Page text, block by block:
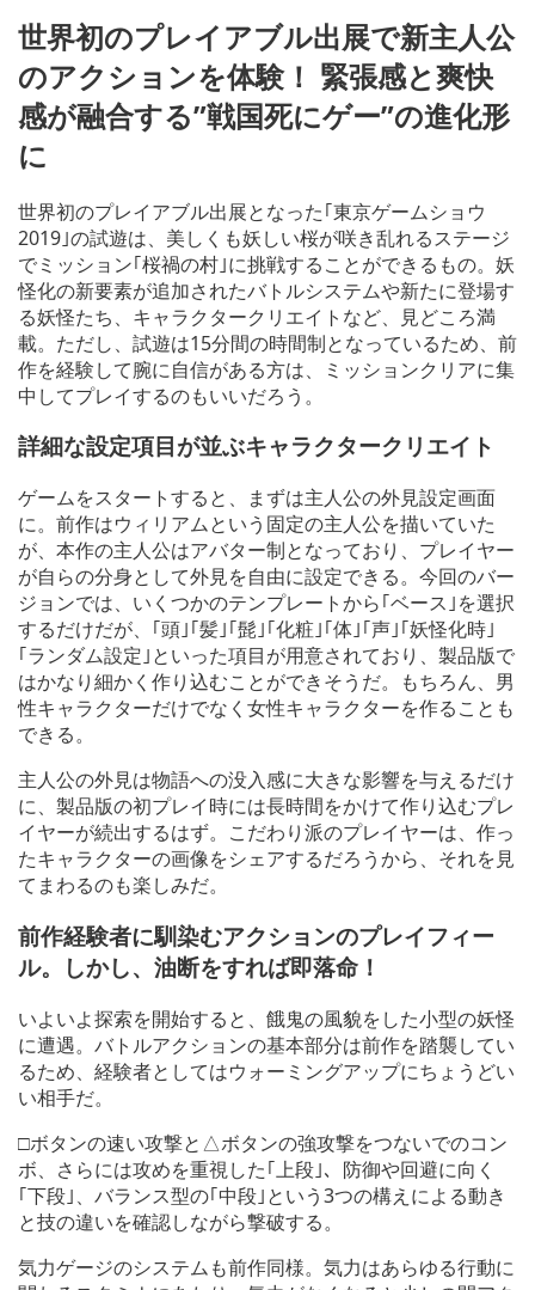
世界初のプレイアブル出展で新主人公
のアクションを体験！ 緊張感と爽快
感が融合する”戦国死にゲー”の進化形
に
世界初のプレイアブル出展となった｢東京ゲームショウ
2019｣の試遊は、美しくも妖しい桜が咲き乱れるステージ
でミッション｢桜禍の村｣に挑戦することができるもの。妖
怪化の新要素が追加されたバトルシステムや新たに登場す
る妖怪たち、キャラクタークリエイトなど、見どころ満
載。ただし、試遊は15分間の時間制となっているため、前
作を経験して腕に自信がある方は、ミッションクリアに集
中してプレイするのもいいだろう。
詳細な設定項目が並ぶキャラクタークリエイト
ゲームをスタートすると、まずは主人公の外見設定画面
に。前作はウィリアムという固定の主人公を描いていた
が、本作の主人公はアバター制となっており、プレイヤー
が自らの分身として外見を自由に設定できる。今回のバー
ジョンでは、いくつかのテンプレートから｢ベース｣を選択
するだけだが、｢頭｣｢髪｣｢髭｣｢化粧｣｢体｣｢声｣｢妖怪化時｣
｢ランダム設定｣といった項目が用意されており、製品版で
はかなり細かく作り込むことができそうだ。もちろん、男
性キャラクターだけでなく女性キャラクターを作ることも
できる。
主人公の外見は物語への没入感に大きな影響を与えるだけ
に、製品版の初プレイ時には長時間をかけて作り込むプレ
イヤーが続出するはず。こだわり派のプレイヤーは、作っ
たキャラクターの画像をシェアするだろうから、それを見
てまわるのも楽しみだ。
前作経験者に馴染むアクションのプレイフィー
ル。しかし、油断をすれば即落命！
いよいよ探索を開始すると、餓鬼の風貌をした小型の妖怪
に遭遇。バトルアクションの基本部分は前作を踏襲してい
るため、経験者としてはウォーミングアップにちょうどい
い相手だ。
□ボタンの速い攻撃と△ボタンの強攻撃をつないでのコン
ボ、さらには攻めを重視した｢上段｣、防御や回避に向く
｢下段｣、バランス型の｢中段｣という3つの構えによる動き
と技の違いを確認しながら撃破する。
気力ゲージのシステムも前作同様。気力はあらゆる行動に